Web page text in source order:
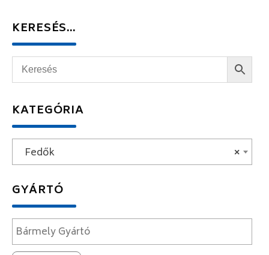
KERESÉS…
KATEGÓRIA
×
Fedők
GYÁRTÓ